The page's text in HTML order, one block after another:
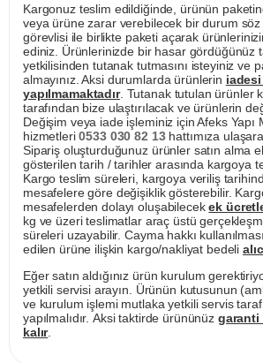
Kargonuz teslim edildiğinde, ürünün
veya ürüne zarar verebilecek bir durum
görevlisi ile birlikte paketi açarak
ediniz. Ürünlerinizde bir hasar gördüğünüz
yetkilisinden tutanak tutmasını isteyiniz ve
almayınız. Aksi durumlarda ürünlerin
yapılmamaktadır. Tutanak tutulan ürünler
tarafından bize ulaştırılacak ve ürünlerin
Değişim veya iade işleminiz için Afeks Yapı
hizmetleri0533 030 82 13hattımıza
Sipariş oluşturduğunuz ürünler satın alma
gösterilen tarih / tarihler arasında kargoya
Kargo teslim süreleri, kargoya veriliş
mesafelere göre değişiklik gösterebilir.
mesafelerden dolayı oluşabilecekek
kg ve üzeri teslimatlar araç üstü
süreleri uzayabilir. Cayma hakkı
edilen ürüne ilişkin kargo/nakliyat bedeli
Eğer satın aldığınız ürün kurulum
yetkili servisi arayın. Ürünün kutusunun
ve kurulum işlemi mutlaka yetkili servis
yapılmalıdır. Aksi taktirde ürününüz garanti
kalır.